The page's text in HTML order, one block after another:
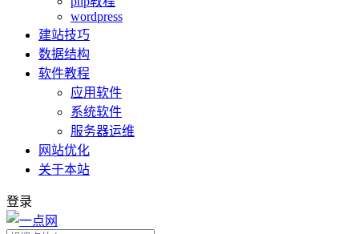
wordpress
建站技巧
数据结构
软件教程
应用软件
系统软件
服务器运维
网站优化
关于本站
登录